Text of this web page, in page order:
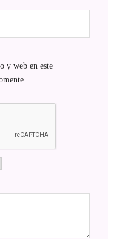
y web en este